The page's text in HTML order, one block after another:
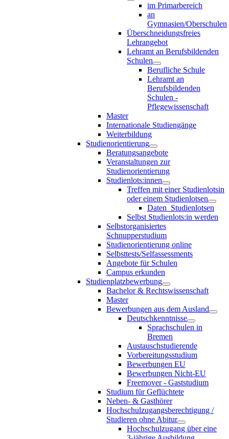
im Primarbereich
an
Gymnasien/Oberschulen
Überschneidungsfreies
Lehrangebot
Lehramt an Berufsbildenden
Schulen
Berufliche Schule
Lehramt an
Berufsbildenden
Schulen -
Pflegewissenschaft
Master
Internationale Studiengänge
Weiterbildung
Studienorientierung
Beratungsangebote
Veranstaltungen zur
Studienorientierung
Studienlots:innen
Treffen mit einer Studienlotsin
oder einem Studienlotsen
Daten_Studienlotsen
Selbst Studienlots:in werden
Selbstorganisiertes
Schnupperstudium
Studienorientierung online
Selbsttests/Selfassessments
Angebote für Schulen
Campus erkunden
Studienplatzbewerbung
Bachelor & Rechtswissenschaft
Master
Bewerbungen aus dem Ausland
Deutschkenntnisse
Sprachschulen in
Bremen
Austauschstudierende
Vorbereitungsstudium
Bewerbungen EU
Bewerbungen Nicht-EU
Freemover - Gaststudium
Studium für Geflüchtete
Neben- & Gasthörer
Hochschulzugangsberechtigung /
Studieren ohne Abitur
Hochschulzugang über eine